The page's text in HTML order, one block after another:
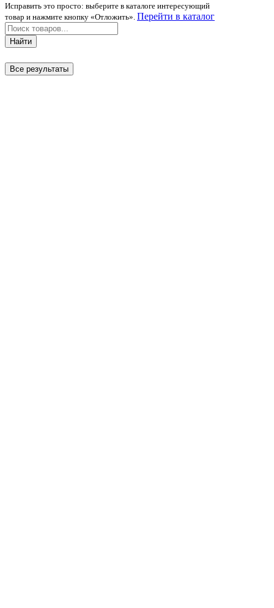
Исправить это просто: выберите в каталоге интересующий
товар и нажмите кнопку «Отложить». Перейти в каталог
Найти
Все результаты